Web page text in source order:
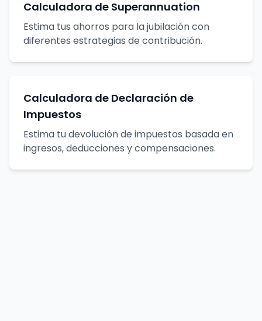
Calculadora de Superannuation
Estima tus ahorros para la jubilación con
diferentes estrategias de contribución.
Calculadora de Declaración de
Impuestos
Estima tu devolución de impuestos basada en
ingresos, deducciones y compensaciones.